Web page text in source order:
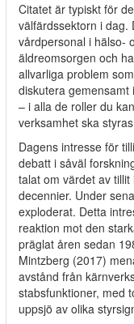
Citatet är typiskt för
välfärdssektorn i dag.
vårdpersonal i hälso-
äldreomsorgen och
allvarliga problem
diskutera
– i alla de roller du
verksamhet ska
Dagens intresse för
debatt i såväl
talat om värdet av
decennier. Under
exploderat. Detta
reaktion mot den
präglat åren sedan
Mintzberg (2017)
avstånd från
stabsfunktioner, med
uppsjö av olika